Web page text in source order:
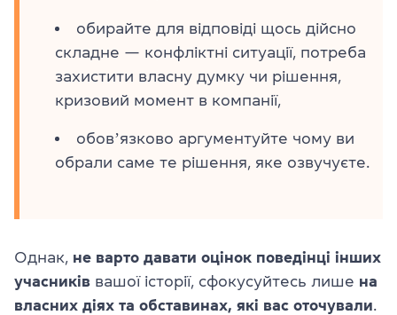
обирайте для відповіді щось дійсно
складне — конфліктні ситуації, потреба
захистити власну думку чи рішення,
кризовий момент в компанії,
обовʼязково аргументуйте чому ви
обрали саме те рішення, яке озвучуєте.
Однак, не варто давати оцінок поведінці інших
учасників вашої історії, сфокусуйтесь лише на
власних діях та обставинах, які вас оточували.